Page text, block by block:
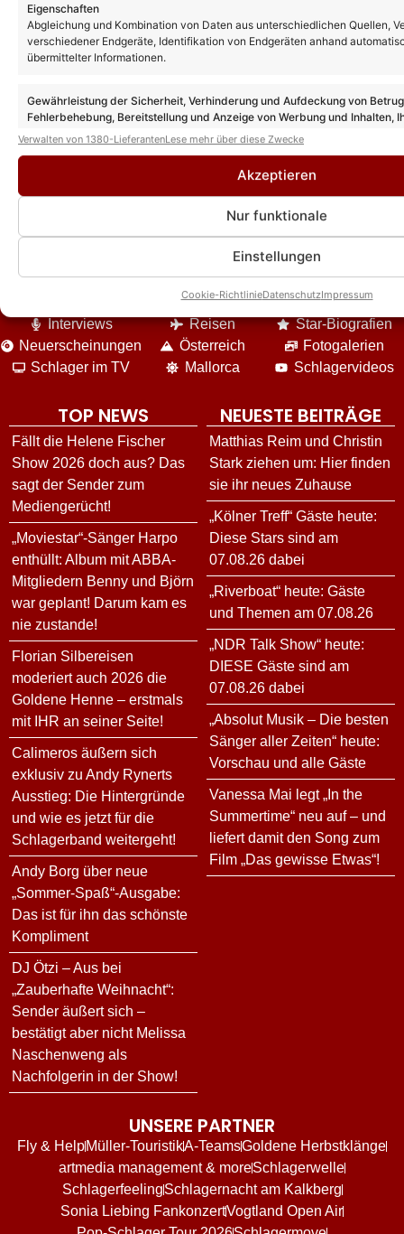
Eigenschaften
Abgleichung und Kombination von Daten aus unterschiedlichen Quellen,
verschiedener Endgeräte, Identifikation von Endgeräten anhand
übermittelter Informationen.
Gewährleistung der Sicherheit, Verhinderung und Aufdeckung von
Fehlerbehebung, Bereitstellung und Anzeige von Werbung und Inhalten,
Entscheidungen zum Datenschutz speichern und übermitteln.
Verwalten von 1380-LieferantenLese mehr über diese Zwecke
Akzeptieren
Nur funktionale
Einstellungen
Cookie-RichtlinieDatenschutzImpressum
Das könnte Euch auch interessieren:
DIE VIELFALT UNSERES ANGEBOTES
Interviews
Neuerscheinungen
Schlager im TV
Event-Berichte
Reisen
Österreich
Mallorca
Unterhaltung
Star-Biografien
Fotogalerien
Schlagervideos
TOP NEWS
Fällt die Helene Fischer
Show 2026 doch aus? Das
sagt der Sender zum
Mediengerücht!
„Moviestar“-Sänger Harpo
enthüllt: Album mit ABBA-
Mitgliedern Benny und Björn
war geplant! Darum kam es
nie zustande!
Florian Silbereisen
moderiert auch 2026 die
Goldene Henne – erstmals
mit IHR an seiner Seite!
Calimeros äußern sich
exklusiv zu Andy Rynerts
Ausstieg: Die Hintergründe
und wie es jetzt für die
Schlagerband weitergeht!
Andy Borg über neue
„Sommer-Spaß“-Ausgabe:
Das ist für ihn das schönste
Kompliment
DJ Ötzi – Aus bei
„Zauberhafte Weihnacht“:
Sender äußert sich –
bestätigt aber nicht Melissa
Naschenweng als
Nachfolgerin in der Show!
NEUESTE BEITRÄGE
Matthias Reim und Christin
Stark ziehen um: Hier finden
sie ihr neues Zuhause
„Kölner Treff“ Gäste heute:
Diese Stars sind am
07.08.26 dabei
„Riverboat“ heute: Gäste
und Themen am 07.08.26
„NDR Talk Show“ heute:
DIESE Gäste sind am
07.08.26 dabei
„Absolut Musik – Die besten
Sänger aller Zeiten“ heute:
Vorschau und alle Gäste
Vanessa Mai legt „In the
Summertime“ neu auf – und
liefert damit den Song zum
Film „Das gewisse Etwas“!
UNSERE PARTNER
Fly & HelpMüller-TouristikA-TeamsGoldene Herbstklänge
artmedia management & moreSchlagerwelle
SchlagerfeelingSchlagernacht am Kalkberg
Sonia Liebing FankonzertVogtland Open Air